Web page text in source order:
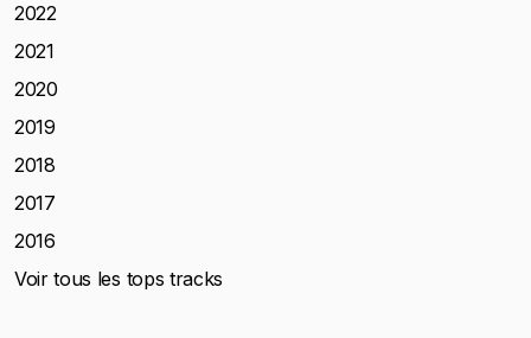
2022
2021
2020
2019
2018
2017
2016
Voir tous les tops tracks